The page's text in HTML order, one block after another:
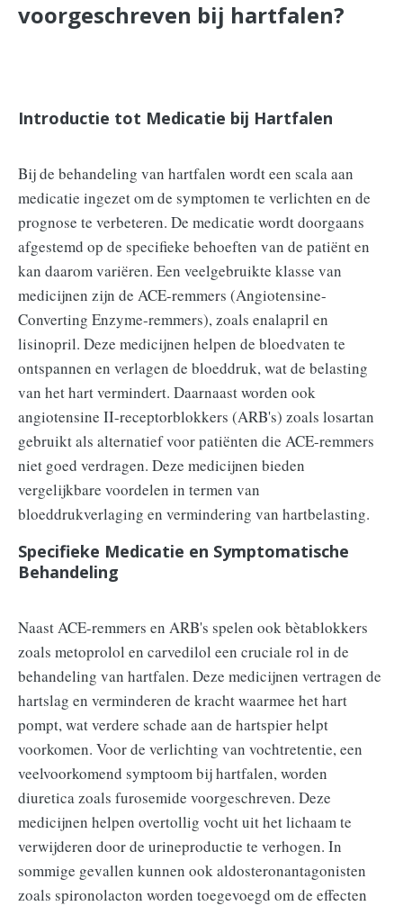
voorgeschreven bij hartfalen?
Introductie tot Medicatie bij Hartfalen
Bij de behandeling van hartfalen wordt een scala aan
medicatie ingezet om de symptomen te verlichten en de
prognose te verbeteren. De medicatie wordt doorgaans
afgestemd op de specifieke behoeften van de patiënt en
kan daarom variëren. Een veelgebruikte klasse van
medicijnen zijn de ACE-remmers (Angiotensine-
Converting Enzyme-remmers), zoals enalapril en
lisinopril. Deze medicijnen helpen de bloedvaten te
ontspannen en verlagen de bloeddruk, wat de belasting
van het hart vermindert. Daarnaast worden ook
angiotensine II-receptorblokkers (ARB's) zoals losartan
gebruikt als alternatief voor patiënten die ACE-remmers
niet goed verdragen. Deze medicijnen bieden
vergelijkbare voordelen in termen van
bloeddrukverlaging en vermindering van hartbelasting.
Specifieke Medicatie en Symptomatische
Behandeling
Naast ACE-remmers en ARB's spelen ook bètablokkers
zoals metoprolol en carvedilol een cruciale rol in de
behandeling van hartfalen. Deze medicijnen vertragen de
hartslag en verminderen de kracht waarmee het hart
pompt, wat verdere schade aan de hartspier helpt
voorkomen. Voor de verlichting van vochtretentie, een
veelvoorkomend symptoom bij hartfalen, worden
diuretica zoals furosemide voorgeschreven. Deze
medicijnen helpen overtollig vocht uit het lichaam te
verwijderen door de urineproductie te verhogen. In
sommige gevallen kunnen ook aldosteronantagonisten
zoals spironolacton worden toegevoegd om de effecten